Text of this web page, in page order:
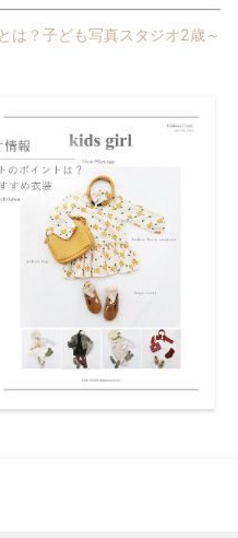
は？子ども写真スタジオ2歳～